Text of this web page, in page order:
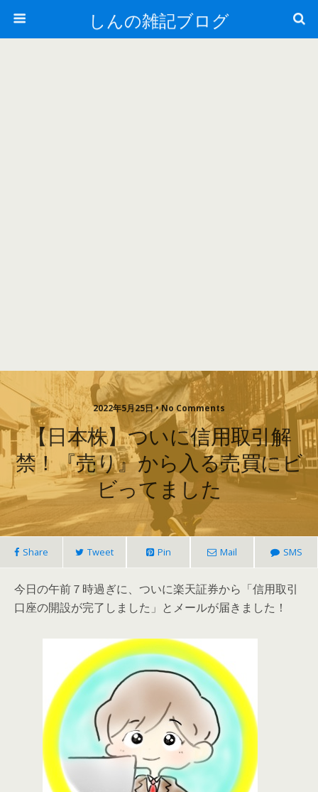
しんの雑記ブログ
2022年5月25日 • No Comments
【日本株】ついに信用取引解
禁！『売り』から入る売買にビ
ビってました
Share Tweet Pin Mail SMS
今日の午前７時過ぎに、ついに楽天証券から「信用取引
口座の開設が完了しました」とメールが届きました！